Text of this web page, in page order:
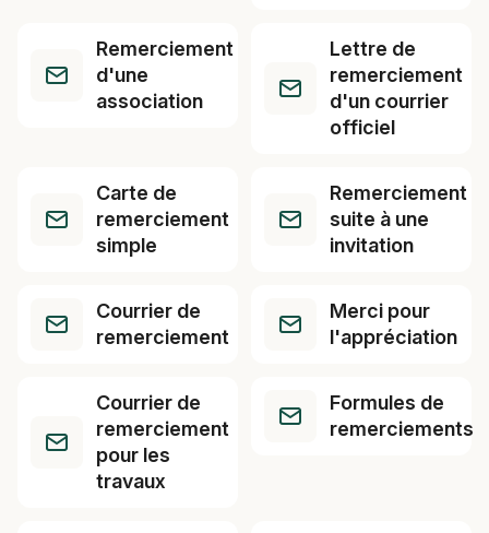
Remerciement
d'une
association
Lettre de
remerciement
d'un courrier
officiel
Carte de
remerciement
simple
Remerciement
suite à une
invitation
Courrier de
remerciement
Merci pour
l'appréciation
Courrier de
remerciement
pour les
travaux
Formules de
remerciements